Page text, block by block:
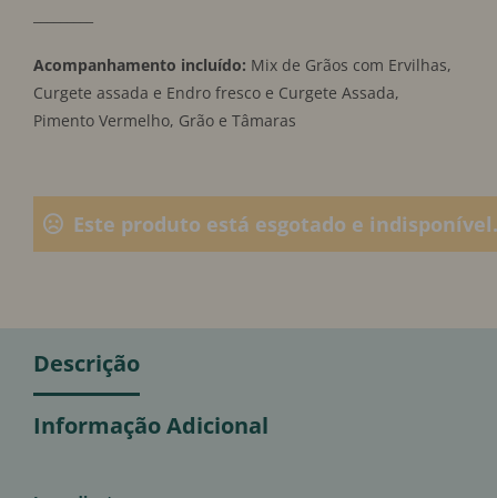
Acompanhamento incluído: Mix de Grãos com Ervilhas,
Curgete assada e Endro fresco e Curgete Assada,
Pimento Vermelho, Grão e Tâmaras
Este produto está esgotado e indisponível.
Descrição
Informação Adicional